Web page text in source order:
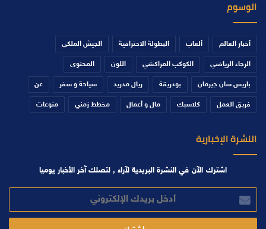
الوسوم
أخبار العالم ألعاب البطولة الاحترافية الجيش الملكي
الرجاء الرياضي الكوكب المراكشي اللون المحتوى
باريس سان جيرمان بودريقة ريال مدريد سياحة و سفر عن
فريق العمل كلاسيك مال و أعمال مخطط زمني منوعات
النشرة الإخبارية
اشترك الآن في النشرة البريدية لآراء , لتصلك آخر الأخبار يوميا
بريدك
الإلكتروني